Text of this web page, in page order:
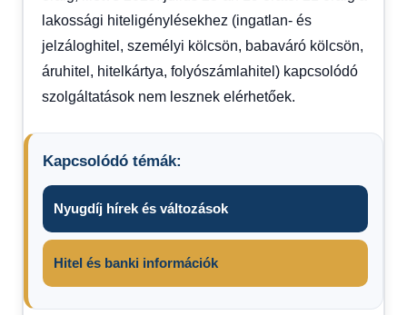
lakossági hiteligénylésekhez (ingatlan- és
jelzáloghitel, személyi kölcsön, babaváró kölcsön,
áruhitel, hitelkártya, folyószámlahitel) kapcsolódó
szolgáltatások nem lesznek elérhetőek.
Kapcsolódó témák:
Nyugdíj hírek és változások
Hitel és banki információk